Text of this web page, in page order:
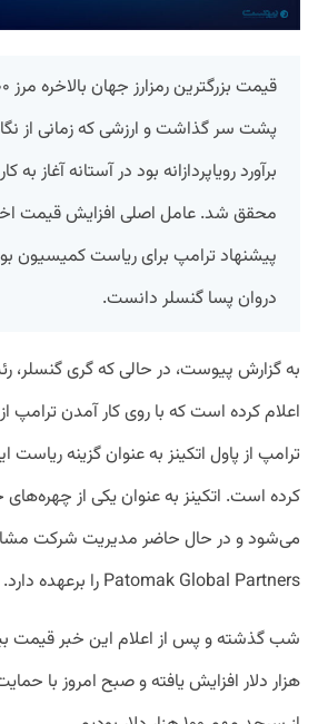
پشت سر گذاشت و ارزشی که زمانی از
برآورد رویاپردازانه بود در آستانه آغاز
محقق شد. عامل اصلی افزایش قیمت
پیشنهاد ترامپ برای ریاست کمیسیون
دروان پسا گنسلر دانست.
اعلام کرده است که با روی کار آمدن ترامپ
ترامپ از پاول اتکینز به عنوان گزینه
کرده است. اتکینز به عنوان یکی از
می‌شود و در حال حاضر مدیریت شرکت
Patomak Global Partners را برعهده دارد.
هزار دلار افزایش یافته و صبح امروز با